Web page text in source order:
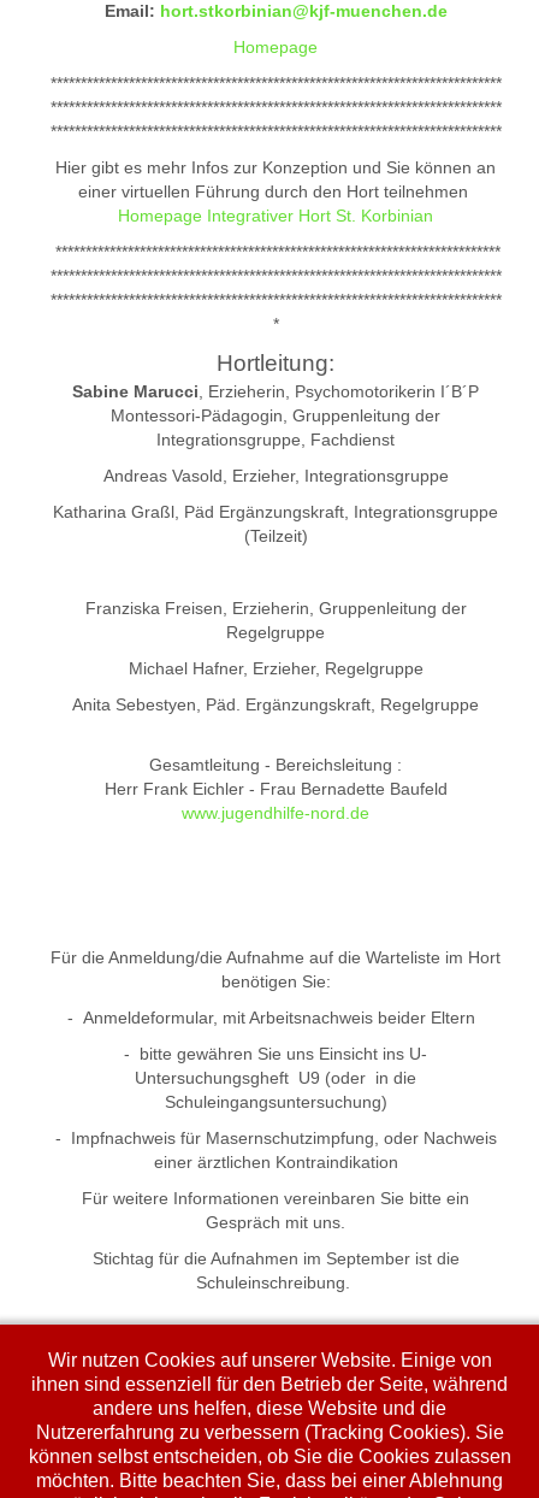
Email: hort.stkorbinian@kjf-muenchen.de
Homepage
***************************************************************************
***************************************************************************
***************************************************************************
Hier gibt es mehr Infos zur Konzeption und Sie können an
einer virtuellen Führung durch den Hort teilnehmen
Homepage Integrativer Hort St. Korbinian
**************************************************************************
***************************************************************************
***************************************************************************
*
Hortleitung:
Sabine Marucci , Erzieherin, Psychomotorikerin I´B´P
Montessori-Pädagogin, Gruppenleitung der
Integrationsgruppe, Fachdienst
Andreas Vasold, Erzieher, Integrationsgruppe
Katharina Graßl, Päd Ergänzungskraft, Integrationsgruppe
(Teilzeit)
Franziska Freisen, Erzieherin, Gruppenleitung der
Regelgruppe
Michael Hafner, Erzieher, Regelgruppe
Anita Sebestyen, Päd. Ergänzungskraft, Regelgruppe
Gesamtleitung - Bereichsleitung :
Herr Frank Eichler - Frau Bernadette Baufeld
www.jugendhilfe-nord.de
Für die Anmeldung/die Aufnahme auf die Warteliste im Hort
benötigen Sie:
- Anmeldeformular, mit Arbeitsnachweis beider Eltern
- bitte gewähren Sie uns Einsicht ins U-
Untersuchungsgheft U9 (oder in die
Schuleingangsuntersuchung)
- Impfnachweis für Masernschutzimpfung, oder Nachweis
einer ärztlichen Kontraindikation
Für weitere Informationen vereinbaren Sie bitte ein
Gespräch mit uns.
Stichtag für die Aufnahmen im September ist die
Schuleinschreibung.
Träger: Katholische Jugendfürsorge Jugendhilfeverbund
Nord
Kammergasse 16 a
85354 Freising
Tel.: 08161 14170
Wir nutzen Cookies auf unserer Website. Einige von
ihnen sind essenziell für den Betrieb der Seite, während
andere uns helfen, diese Website und die
Nutzererfahrung zu verbessern (Tracking Cookies). Sie
können selbst entscheiden, ob Sie die Cookies zulassen
möchten. Bitte beachten Sie, dass bei einer Ablehnung